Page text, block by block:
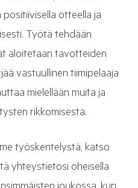
otteella ja
Työtä tehdään
aloitetaan tavotteiden
vastuullinen tiimipelaaja
mielellään muita ja
rikkomisesta.
työskentelystä, katso
yhteystietosi oheisella